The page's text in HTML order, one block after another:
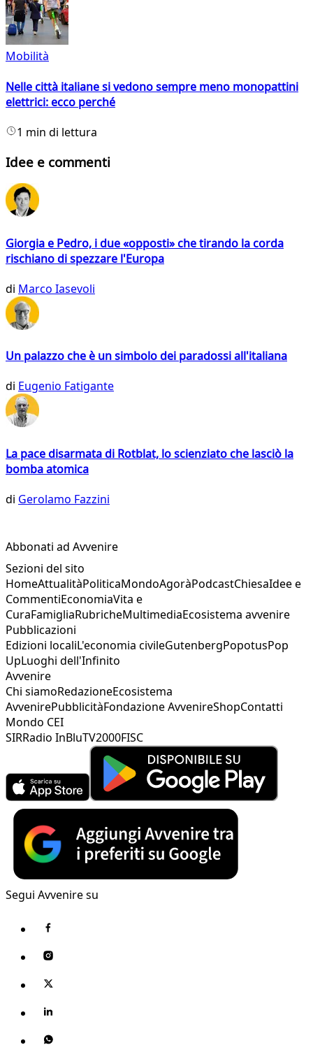
Mobilità
Nelle città italiane si vedono sempre meno monopattini
elettrici: ecco perché
1 min di lettura
Idee e commenti
Giorgia e Pedro, i due «opposti» che tirando la corda
rischiano di spezzare l'Europa
di Marco Iasevoli
Un palazzo che è un simbolo dei paradossi all'italiana
di Eugenio Fatigante
La pace disarmata di Rotblat, lo scienziato che lasciò la
bomba atomica
di Gerolamo Fazzini
Abbonati ad Avvenire
Sezioni del sito
HomeAttualitàPoliticaMondoAgoràPodcastChiesaIdee e
CommentiEconomiaVita e
CuraFamigliaRubricheMultimediaEcosistema avvenire
Pubblicazioni
Edizioni localiL'economia civileGutenbergPopotusPop
UpLuoghi dell'Infinito
Avvenire
Chi siamoRedazioneEcosistema
AvvenirePubblicitàFondazione AvvenireShopContatti
Mondo CEI
SIRRadio InBluTV2000FISC
Segui Avvenire su